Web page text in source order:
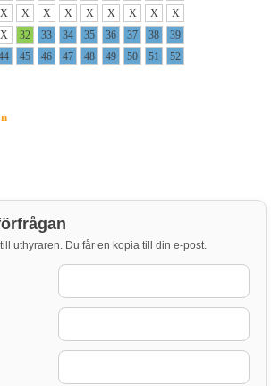
X X X X X X X X
X
X 32 33 34 35 36 37 38
39
45 46 47 48 49 50 51
52
uthyraren. Du får en kopia till din e-post.